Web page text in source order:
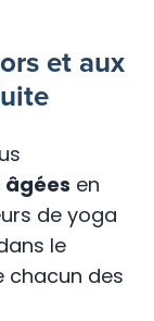
et aux
âgées en
de yoga
le
chacun des